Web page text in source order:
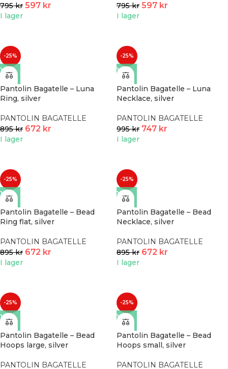
795kr 597 kr
I lager
795kr 597 kr
I lager
-25%
Pantolin Bagatelle – Luna
Ring, silver
PANTOLIN BAGATELLE
895kr 672 kr
I lager
-25%
Pantolin Bagatelle – Luna
Necklace, silver
PANTOLIN BAGATELLE
995kr 747 kr
I lager
-25%
Pantolin Bagatelle – Bead
Ring flat, silver
PANTOLIN BAGATELLE
895kr 672 kr
I lager
-25%
Pantolin Bagatelle – Bead
Necklace, silver
PANTOLIN BAGATELLE
895kr 672 kr
I lager
-25%
Pantolin Bagatelle – Bead
Hoops large, silver
PANTOLIN BAGATELLE
-25%
Pantolin Bagatelle – Bead
Hoops small, silver
PANTOLIN BAGATELLE